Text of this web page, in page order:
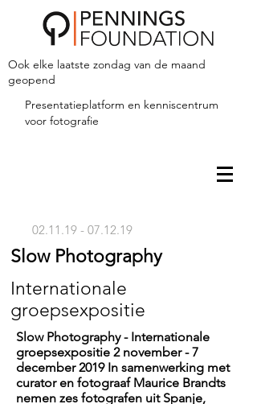
Ook elke laatste zondag van de maand
geopend
Presentatieplatform en kenniscentrum
voor fotografie
02.11.19 - 07.12.19
Slow Photography
Internationale
groepsexpositie
Slow Photography - Internationale
groepsexpositie 2 november - 7
december 2019 In samenwerking met
curator en fotograaf Maurice Brandts
nemen zes fotografen uit Spanje,